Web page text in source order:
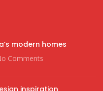
modern homes
Comments